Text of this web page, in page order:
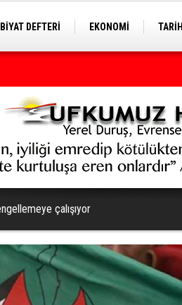
DEFTERİ EKONOMİ
bir döneme girecek
çalışıyor